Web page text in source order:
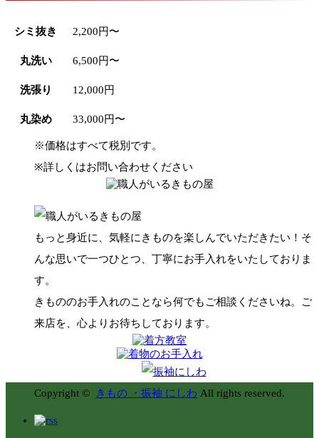
シミ抜き 2,200円〜
丸洗い 6,500円〜
洗張り 12,000円
丸染め 33,000円〜
※価格はすべて税別です。
※詳しくはお問い合わせください
もっと身近に、気軽にきものを楽しんでいただきたい！そ
んな思いで一つひとつ、丁寧にお手入れをいたしておりま
す。
きもののお手入れのことなら何でもご相談くださいね。ご
来店を、心よりお待ちしております。
Copyright © きもの ・振袖 にしわ All rights reserved.